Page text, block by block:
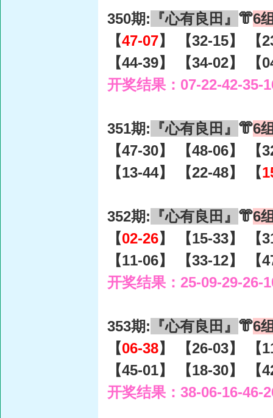
350期: 『心有良田』 👘6
【47-07】 【32-15】 【
【44-39】 【34-02】 【
开奖结果：07-22-42-35-
351期: 『心有良田』 👘6
【47-30】 【48-06】 【
【13-44】 【22-48】 【
352期: 『心有良田』 👘6
【02-26】 【15-33】 【
【11-06】 【33-12】 【
开奖结果：25-09-29-26-
353期: 『心有良田』 👘6
【06-38】 【26-03】 【
【45-01】 【18-30】 【
开奖结果：38-06-16-46-